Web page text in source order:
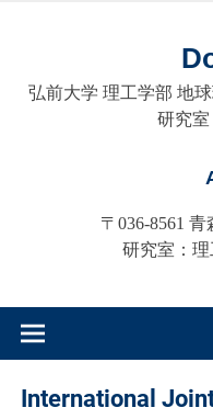
弘前大学 理工学部 地
研究室
〒036-8561
研究室：理
International